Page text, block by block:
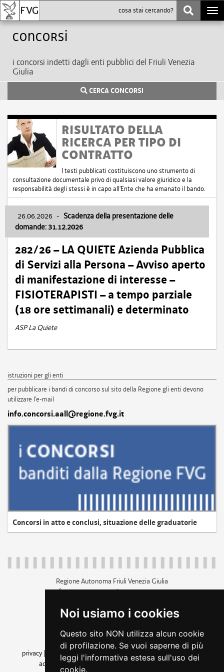
Noi usiamo i cookies
Questo sito NON utilizza alcun cookie
di profilazione. Se vuoi saperne di più
leggi l'informativa estesa sull'uso dei
cookie.
Concorsi
i concorsi indetti dagli enti pubblici del Friuli Venezia
Giulia
CERCA CONCORSI
RISULTATO DELLA
RICERCA PER TIPO DI
CONTRATTO
I testi pubblicati costituiscono uno strumento di
consultazione documentale privo di qualsiasi valore giuridico e la
responsabilità degli stessi è in capo all'Ente che ha emanato il bando.
26.06.2026 - Scadenza della presentazione delle
domande: 31.12.2026
282/26 – LA QUIETE Azienda Pubblica
di Servizi alla Persona – Avviso aperto
di manifestazione di interesse –
FISIOTERAPISTI – a tempo parziale
(18 ore settimanali) e determinato
ASP La Quiete
istruzioni per gli enti
per pubblicare i bandi di concorso sul sito della Regione gli enti devono
utilizzare l'e-mail
info.concorsi.aall@regione.fvg.it
Concorsi in atto e conclusi, situazione delle graduatorie
Regione Autonoma Friuli Venezia Giulia
c.f. 80014930327; p.iva 00526040324
+39 040 3771111
amministrazione trasparente
privacy
cookie |note legali accessibilità
dichiarazione di
accessibilità| feedback cambio preferenze cookie